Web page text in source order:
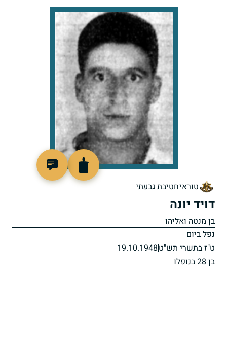
טוראיחטיבת גבעתי
דויד יונה
בן מנטה ואליהו
נפל ביום
ט"ז בתשרי תש"ט19.10.1948
בן 28 בנופלו